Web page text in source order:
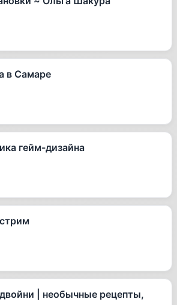
в Самаре
гейм-дизайна
| необычные рецепты,